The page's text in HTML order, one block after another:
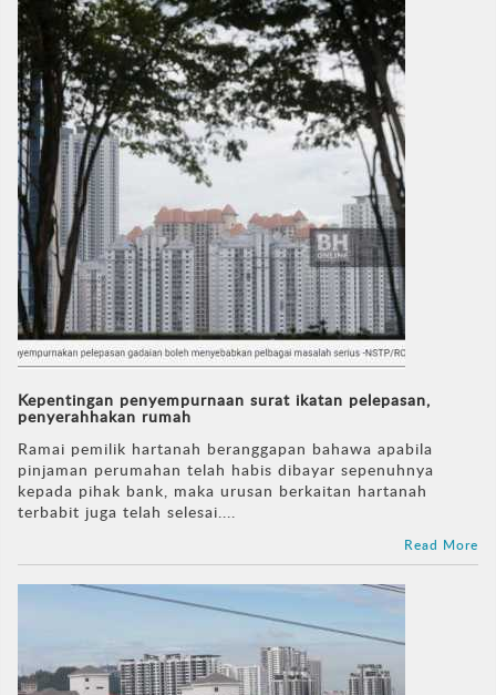
Kepentingan penyempurnaan surat ikatan pelepasan,
penyerahhakan rumah
Ramai pemilik hartanah beranggapan bahawa apabila
pinjaman perumahan telah habis dibayar sepenuhnya
kepada pihak bank, maka urusan berkaitan hartanah
terbabit juga telah selesai....
Read More